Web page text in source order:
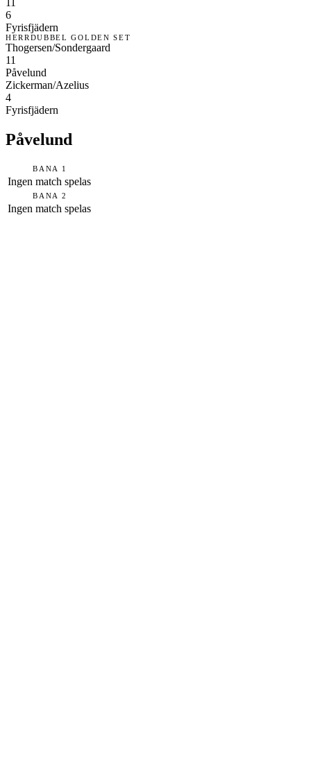
6
Fyrisfjädern
HERRDUBBEL GOLDEN SET
Thogersen/Sondergaard
11
Påvelund
Zickerman/Azelius
4
Fyrisfjädern
Påvelund
BANA 1
Ingen match spelas
BANA 2
Ingen match spelas